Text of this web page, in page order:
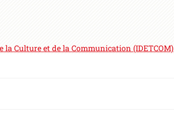
Culture et de la Communication (IDETCOM)